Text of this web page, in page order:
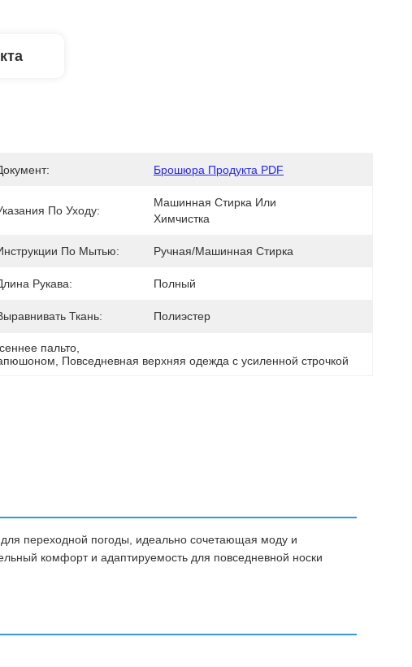
Брошюра Продукта PDF
По Уходу:
Машинная Стирка Или
Химчистка
По Мытью: Ручная/машинная Стирка
Рукава: Полный
Ткань: Полиэстер
пальто
Повседневная верхняя одежда с усиленной строчкой
переходной погоды, идеально сочетающая моду и
комфорт и адаптируемость для повседневной носки